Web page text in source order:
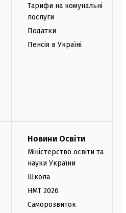
Тарифи на комунальні
послуги
Податки
Пенсія в Україні
Новини Освіти
Міністерство освіти та
науки України
Школа
НМТ 2026
Саморозвиток